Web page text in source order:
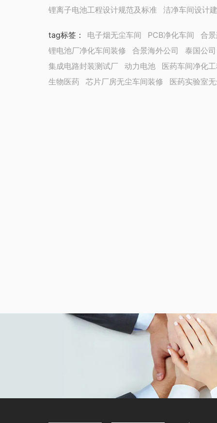
锂离子电池工程设计规范及标准 洁净车间设计
tag标签 ： 电子烟无尘车间 PCB净化车间
合
锂电池厂净化车间装修
合景海外公司
泰国公司
集成电路封装测试厂
动力电池
医药车间净化
生物医药
芯片厂房无尘车间装修 医药实验室